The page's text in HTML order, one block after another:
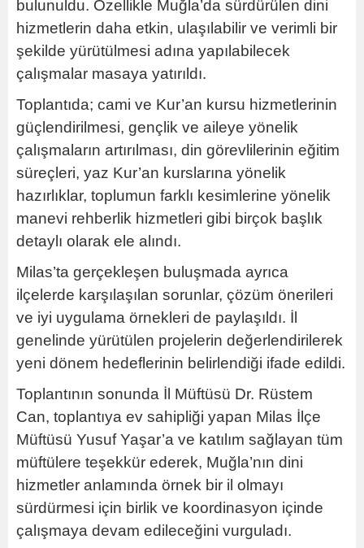
bulunuldu. Özellikle Muğla’da sürdürülen dini
hizmetlerin daha etkin, ulaşılabilir ve verimli bir
şekilde yürütülmesi adına yapılabilecek
çalışmalar masaya yatırıldı.
Toplantıda; cami ve Kur’an kursu hizmetlerinin
güçlendirilmesi, gençlik ve aileye yönelik
çalışmaların artırılması, din görevlilerinin eğitim
süreçleri, yaz Kur’an kurslarına yönelik
hazırlıklar, toplumun farklı kesimlerine yönelik
manevi rehberlik hizmetleri gibi birçok başlık
detaylı olarak ele alındı.
Milas’ta gerçekleşen buluşmada ayrıca
ilçelerde karşılaşılan sorunlar, çözüm önerileri
ve iyi uygulama örnekleri de paylaşıldı. İl
genelinde yürütülen projelerin değerlendirilerek
yeni dönem hedeflerinin belirlendiği ifade edildi.
Toplantının sonunda İl Müftüsü Dr. Rüstem
Can, toplantıya ev sahipliği yapan Milas İlçe
Müftüsü Yusuf Yaşar’a ve katılım sağlayan tüm
müftülere teşekkür ederek, Muğla’nın dini
hizmetler anlamında örnek bir il olmayı
sürdürmesi için birlik ve koordinasyon içinde
çalışmaya devam edileceğini vurguladı.